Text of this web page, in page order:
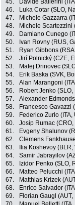
45.
Davide Ballerini
46.
Luka Cotar (SLO,
47.
Michele Gazzarra
48.
Michele Scartezzini
49.
Damiano Cunego
50.
Ivan Rovny (RUS,
51.
Ryan Gibbons
52.
Jirí Polnický (CZE,
53.
Matej Drinovec
54.
Erik Baska (SVK,
55.
Alan Marangoni
56.
Robert Jenko
57.
Alexander
58.
Francesco Gavazzi
59.
Federico Zurlo
60.
Josip Rumac
61.
Evgeny Shalunov
62.
Clemens
63.
Ilia Koshevoy
64.
Samir Jabrayilov
65.
Izidor Penko (SLO,
66.
Matteo Pelucchi
67.
Matthias Krizek
68.
Enrico Salvador
69.
Florian Gaugl